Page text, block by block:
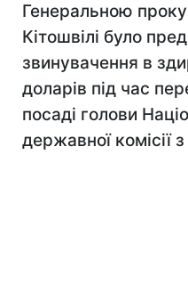
Генеральною
Кiтошвілі було
звинувачення в
доларів пiд час
посадi голови
державної комісії